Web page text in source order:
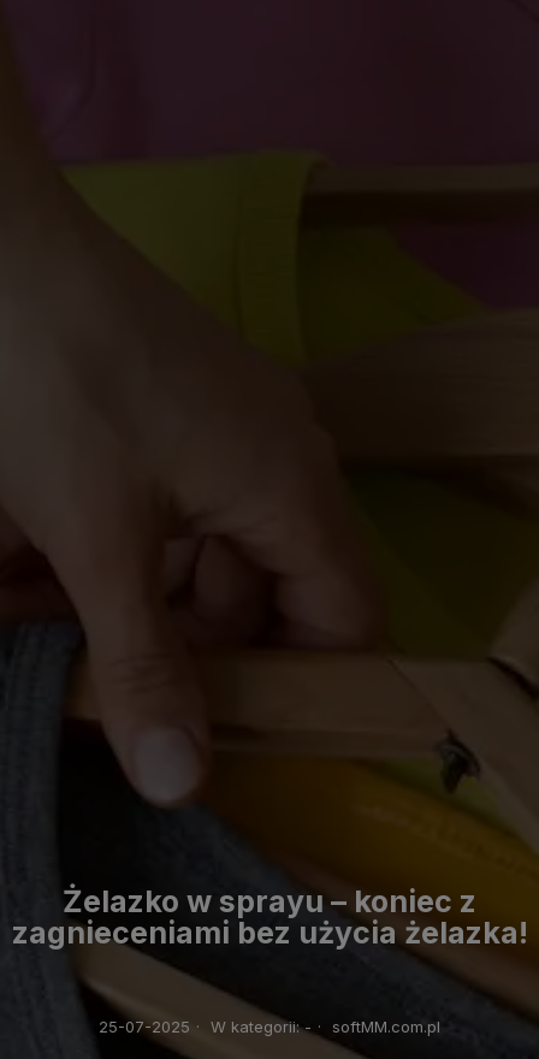
Żelazko w sprayu – koniec z
zagnieceniami bez użycia żelazka!
25-07-2025 · W kategorii:- · softMM.com.pl